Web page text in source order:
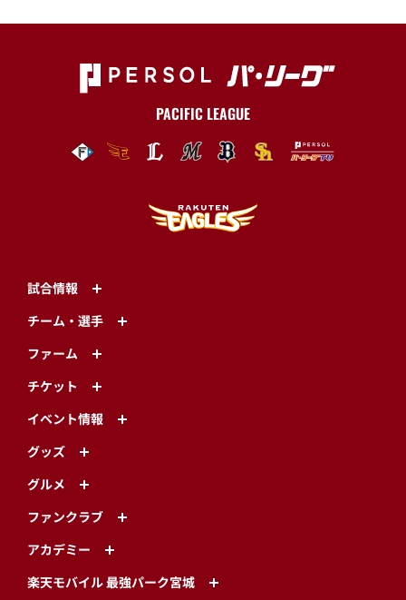
PACIFIC LEAGUE
試合情報
チーム・選手
ファーム
チケット
イベント情報
グッズ
グルメ
ファンクラブ
アカデミー
楽天モバイル 最強パーク宮城